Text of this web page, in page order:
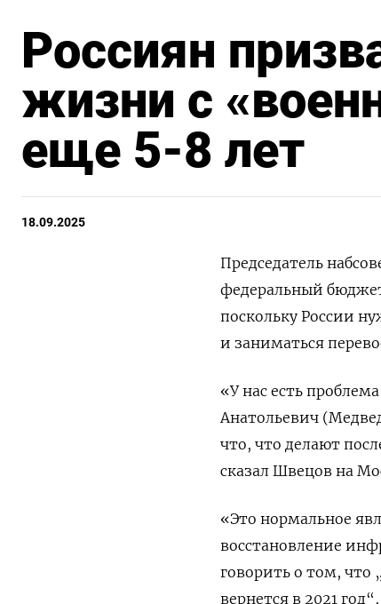
Россиян
жизни с
еще 5-8 лет
18.09.2025
Председатель
федеральный
поскольку России
и заниматься
«У нас есть
Анатольевич
что, что делают
сказал Швецов на
«Это нормальное
восстановление
говорить о том,
вернется в 2021